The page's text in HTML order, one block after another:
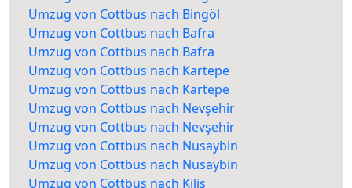
Umzug von Cottbus nach Bingöl
Umzug von Cottbus nach Bafra
Umzug von Cottbus nach Bafra
Umzug von Cottbus nach Kartepe
Umzug von Cottbus nach Kartepe
Umzug von Cottbus nach Nevşehir
Umzug von Cottbus nach Nevşehir
Umzug von Cottbus nach Nusaybin
Umzug von Cottbus nach Nusaybin
Umzug von Cottbus nach Kilis